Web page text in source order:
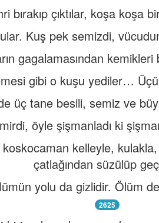
bırakıp çıktılar, koşa koşa
Kuş pek semizdi,
gagalamasından
gibi o kuşu yediler…
üç tane besili, semiz ve
öyle şişmanladı ki
kelleyle,
çatlağından süzülüp
yolu da gizlidir. Ölüm
2625